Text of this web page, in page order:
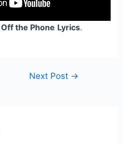
the Phone Lyrics.
Next Post →